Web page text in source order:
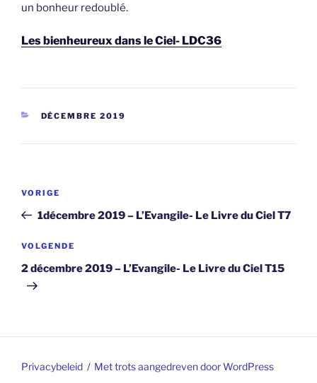
un bonheur redoublé.
Les bienheureux dans le Ciel- LDC36
CATEGORIEËN
DÉCEMBRE 2019
Vorig
bericht
VORIGE
1décembre 2019 – L’Evangile- Le Livre du Ciel T7
Volgend
bericht
VOLGENDE
2 décembre 2019 – L’Evangile- Le Livre du Ciel T15
Privacybeleid Met trots aangedreven door WordPress